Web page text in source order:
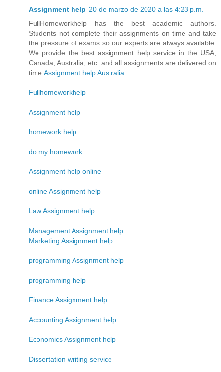
Assignment help 20 de marzo de 2020 a las 4:23 p.m.
FullHomeworkhelp has the best academic authors.
Students not complete their assignments on time and take
the pressure of exams so our experts are always available.
We provide the best assignment help service in the USA,
Canada, Australia, etc. and all assignments are delivered on
time. Assignment help Australia
Fullhomeworkhelp
Assignment help
homework help
do my homework
Assignment help online
online Assignment help
Law Assignment help
Management Assignment help
Marketing Assignment help
programming Assignment help
programming help
Finance Assignment help
Accounting Assignment help
Economics Assignment help
Dissertation writing service